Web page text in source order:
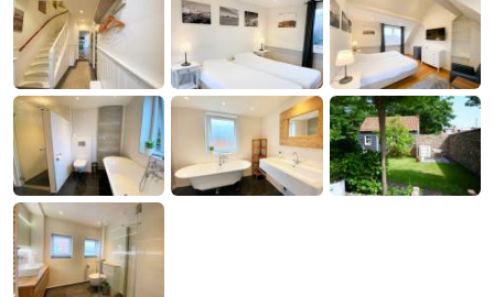
Wijngaerde
(&
breakfasts)
Campings
Hotels
Vakantiehuizen
-
Buitenhof
Domburg
-
Hof
-